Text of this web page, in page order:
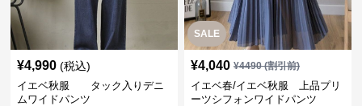
¥4,990 (税込)
イエベ秋服 タック入りデニ
ムワイドパンツ
SALE
¥4,040 ¥4490(割引前)
イエベ春/イエベ秋服 上品プリ
ーツシフォンワイドパンツ